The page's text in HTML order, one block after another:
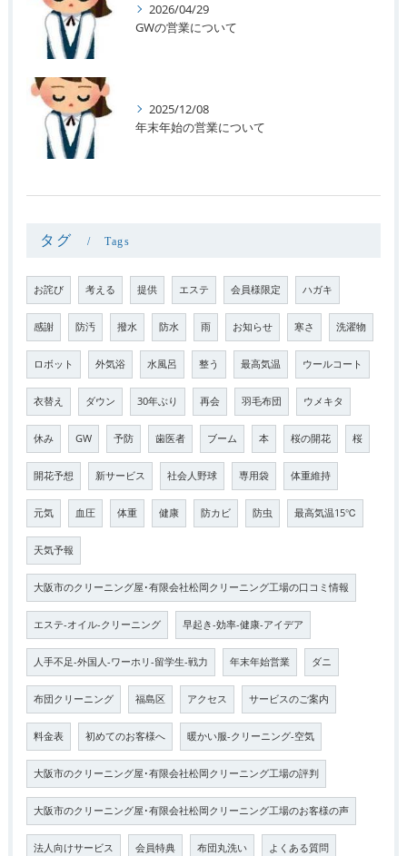
2026/04/29
GWの営業について
2025/12/08
年末年始の営業について
タグ Tags
お詫び 考える 提供 エステ 会員様限定 ハガキ
感謝 防汚 撥水 防水 雨 お知らせ 寒さ 洗濯物
ロボット 外気浴 水風呂 整う 最高気温 ウールコート
衣替え ダウン 30年ぶり 再会 羽毛布団 ウメキタ
休み GW 予防 歯医者 ブーム 本 桜の開花 桜
開花予想 新サービス 社会人野球 専用袋 体重維持
元気 血圧 体重 健康 防カビ 防虫 最高気温15℃
天気予報
大阪市のクリーニング屋･有限会社松岡クリーニング工場の口コミ情報
エステ-オイル-クリーニング 早起き-効率-健康-アイデア
人手不足-外国人-ワーホリ-留学生-戦力 年末年始営業 ダニ
布団クリーニング 福島区 アクセス サービスのご案内
料金表 初めてのお客様へ 暖かい服-クリーニング-空気
大阪市のクリーニング屋･有限会社松岡クリーニング工場の評判
大阪市のクリーニング屋･有限会社松岡クリーニング工場のお客様の声
法人向けサービス 会員特典 布団丸洗い よくある質問